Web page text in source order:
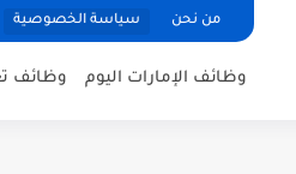
من نحن سياسة الخصوصية
وظائف الإمارات اليوم وظائف